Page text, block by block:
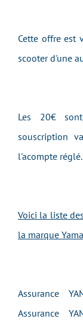
Cette offre est
scooter d'une
Les 20€
souscription
l'acompte réglé.
Voici la liste
la marque
Assurance
Assurance